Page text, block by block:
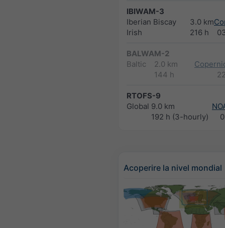
IBIWAM-3
Iberian Biscay
Irish
3.0 km
216 h
BALWAM-2
Baltic
2.0 km
144 h
RTOFS-9
Global 9.0 km
192 h (3-hourly)
Acoperire la nivel mondial